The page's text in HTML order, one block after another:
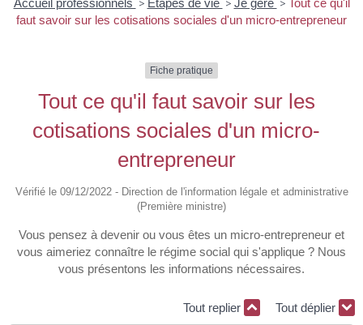
Accueil professionnels > Étapes de vie > Je gère > Tout ce qu'il
faut savoir sur les cotisations sociales d'un micro-entrepreneur
Fiche pratique
Tout ce qu'il faut savoir sur les
cotisations sociales d'un micro-
entrepreneur
Vérifié le 09/12/2022 - Direction de l'information légale et administrative
(Première ministre)
Vous pensez à devenir ou vous êtes un micro-entrepreneur et
vous aimeriez connaître le régime social qui s'applique ? Nous
vous présentons les informations nécessaires.
Tout replier Tout déplier